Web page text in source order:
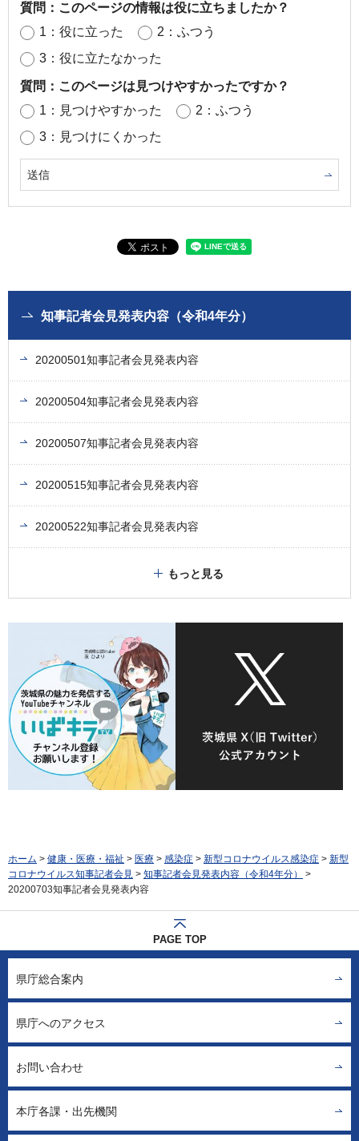
質問：このページの情報は役に立ちましたか？
1：役に立った
2：ふつう
3：役に立たなかった
質問：このページは見つけやすかったですか？
1：見つけやすかった
2：ふつう
3：見つけにくかった
知事記者会見発表内容（令和4年分）
20200501知事記者会見発表内容
20200504知事記者会見発表内容
20200507知事記者会見発表内容
20200515知事記者会見発表内容
20200522知事記者会見発表内容
もっと見る
ホーム > 健康・医療・福祉 > 医療 > 感染症 > 新型コロナウイルス感染症 > 新型
コロナウイルス知事記者会見 > 知事記者会見発表内容（令和4年分）
>
20200703知事記者会見発表内容
PAGE TOP
県庁総合案内
県庁へのアクセス
お問い合わせ
本庁各課・出先機関